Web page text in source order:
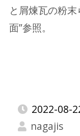
と屑煉瓦の粉
面”参照。
2022-08-
nagajis